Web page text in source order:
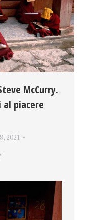
McCurry.
piacere
2021